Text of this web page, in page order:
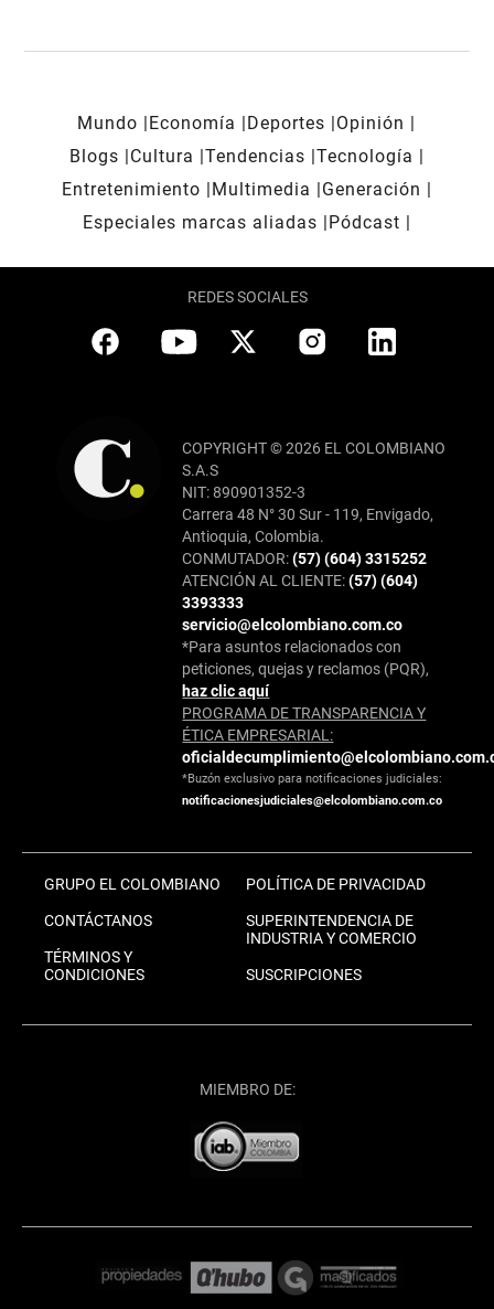
Mundo Economía Deportes
Opinión
Blogs
Cultura Tendencias Tecnología
Entretenimiento
Multimedia
Generación
Especiales marcas aliadas
Pódcast
REDES SOCIALES
COPYRIGHT © 2026 EL COLOMBIANO
S.A.S
NIT: 890901352-3
Carrera 48 N° 30 Sur - 119, Envigado,
Antioquia, Colombia.
CONMUTADOR:(57) (604) 3315252
ATENCIÓN AL CLIENTE:(57) (604)
3393333
servicio@elcolombiano.com.co
*Para asuntos relacionados con
peticiones, quejas y reclamos (PQR),
haz clic aquí
PROGRAMA DE TRANSPARENCIA Y
ÉTICA EMPRESARIAL:
*Buzón exclusivo para notificaciones judiciales:
notificacionesjudiciales@elcolombiano.com.co
GRUPO EL COLOMBIANO
CONTÁCTANOS
TÉRMINOS Y
CONDICIONES
POLÍTICA DE PRIVACIDAD
SUPERINTENDENCIA DE
INDUSTRIA Y COMERCIO
SUSCRIPCIONES
MIEMBRO DE: